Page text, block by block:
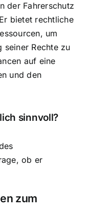
der Fahrerschutz
bietet rechtliche
um
seiner Rechte zu
auf eine
und den
sinnvoll?
ob er
zum